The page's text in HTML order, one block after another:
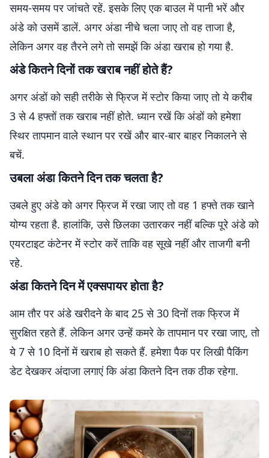
समय-समय पर जांचते रहें. इसके लिए एक बाउल में पानी भरें और
अंडे को उसमें डालें. अगर अंडा नीचे चला जाए तो वह ताजा है,
लेकिन अगर वह तैरने लगे तो समझें कि अंडा खराब हो गया है.
अंडे कितने दिनों तक खराब नहीं होते हैं?
अगर अंडों को सही तरीके से फ्रिज में स्टोर किया जाए तो ये करीब
3 से 4 हफ्तों तक खराब नहीं होते. ध्यान रखें कि अंडों को हमेशा
स्थिर तापमान वाले स्थान पर रखें और बार-बार बाहर निकालने से
बचें.
उबला अंडा कितने दिन तक चलता है?
उबले हुए अंडे को अगर फ्रिज में रखा जाए तो वह 1 हफ्ते तक खाने
योग्य रहता है. हालांकि, उसे छिलका उतारकर नहीं बल्कि पूरे अंडे को
एयरटाइट कंटेनर में स्टोर करें ताकि वह सूखे नहीं और ताजगी बनी
रहे.
अंडा कितने दिन में एक्सपायर होता है?
आम तौर पर अंडे खरीदने के बाद 25 से 30 दिनों तक फ्रिज में
सुरक्षित रहते हैं. लेकिन अगर उन्हें कमरे के तापमान पर रखा जाए, तो
ये 7 से 10 दिनों में खराब हो सकते हैं. हमेशा पैक पर लिखी पैकिंग
डेट देखकर अंदाजा लगाएं कि अंडा कितने दिन तक ठीक रहेगा.